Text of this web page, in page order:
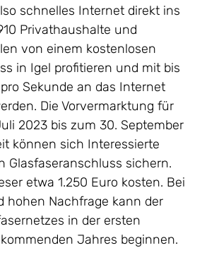
schnelles Internet direkt ins
Privathaushalte und
von einem kostenlosen
in Igel profitieren und mit bis
Sekunde an das Internet
Die Vorvermarktung für
2023 bis zum 30. September
können sich Interessierte
Glasfaseranschluss sichern.
etwa 1.250 Euro kosten. Bei
hohen Nachfrage kann der
in der ersten
Jahres beginnen.